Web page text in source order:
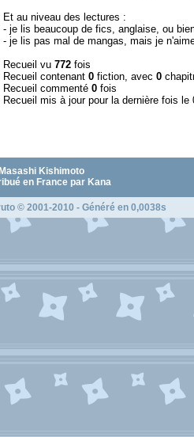
Et au niveau des lectures :
- je lis beaucoup de fics, anglaise, ou
- je lis pas mal de mangas, mais je
Recueil vu 772 fois
Recueil contenant 0 fiction, avec 0
Recueil commenté 0 fois
Recueil mis à jour pour la dernière fois le
Masashi Kishimoto
en France par Kana
© 2001-2010 - Généré en 0,0038s